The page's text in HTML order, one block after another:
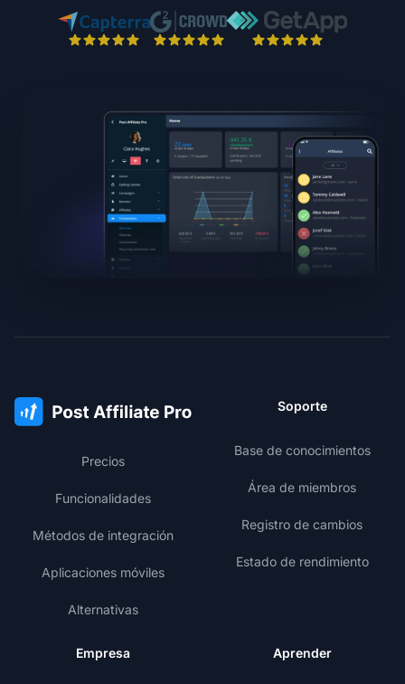
Precios
Funcionalidades
Métodos de integración
Aplicaciones móviles
Alternativas
Soporte
Base de conocimientos
Área de miembros
Registro de cambios
Estado de rendimiento
Empresa Aprender